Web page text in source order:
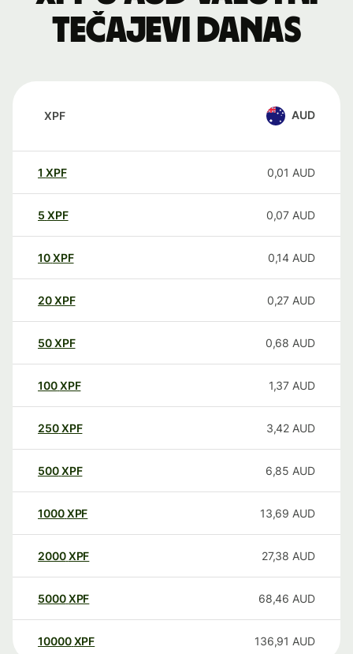
tečajevi danas
XPF AUD
1 XPF 0,01 AUD
5 XPF 0,07 AUD
10XPF 0,14 AUD
20XPF 0,27 AUD
50XPF 0,68 AUD
100XPF 1,37 AUD
250XPF 3,42 AUD
500XPF 6,85 AUD
1000XPF 13,69 AUD
2000XPF 27,38 AUD
5000XPF 68,46 AUD
10000 XPF 136,91 AUD